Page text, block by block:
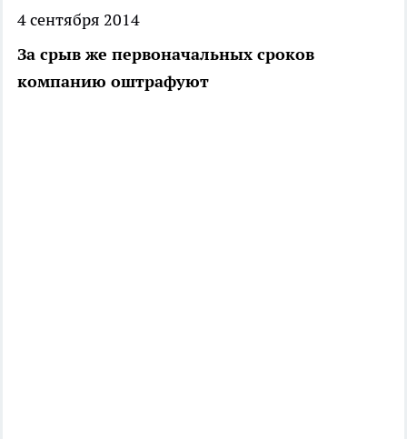
4 сентября 2014
За срыв же первоначальных сроков
компанию оштрафуют